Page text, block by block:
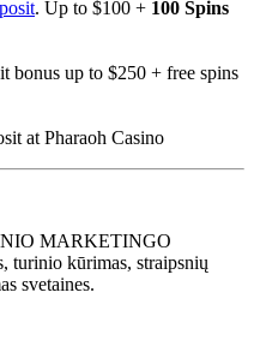
. Up to $100 + 100 Spins
bonus up to $250 + free spins
at Pharaoh Casino
MARKETINGO
turinio kūrimas, straipsnių
svetaines.